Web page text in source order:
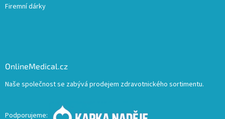
Firemní dárky
OnlineMedical.cz
Naše společnost se zabývá prodejem zdravotnického sortimentu.
Podporujeme: